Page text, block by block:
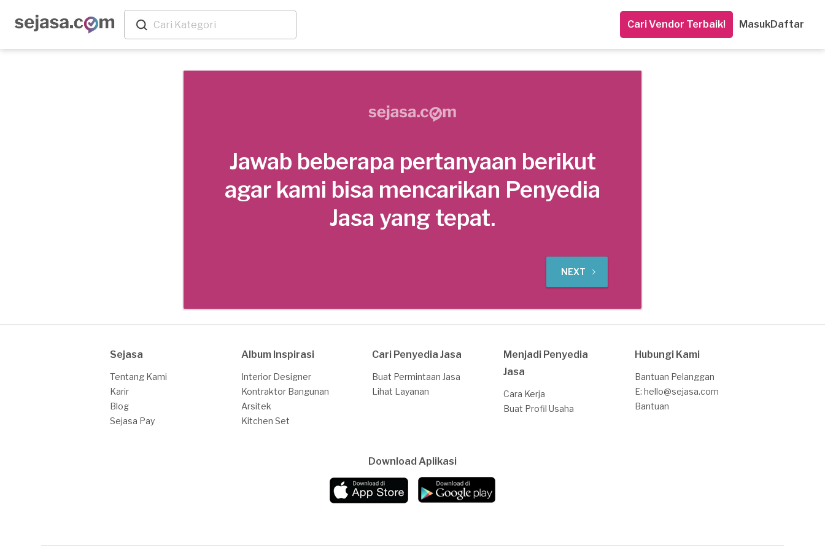
Cari Vendor Terbaik! MasukDaftar
Jawab beberapa pertanyaan berikut
agar kami bisa mencarikan Penyedia
Jasa yang tepat.
NEXT
Sejasa
Tentang Kami
Karir
Blog
Sejasa Pay
Album Inspirasi
Interior Designer
Kontraktor Bangunan
Arsitek
Kitchen Set
Cari Penyedia Jasa
Buat Permintaan Jasa
Lihat Layanan
Menjadi Penyedia
Jasa
Cara Kerja
Buat Profil Usaha
Hubungi Kami
Bantuan Pelanggan
E: hello@sejasa.com
Bantuan
Download Aplikasi